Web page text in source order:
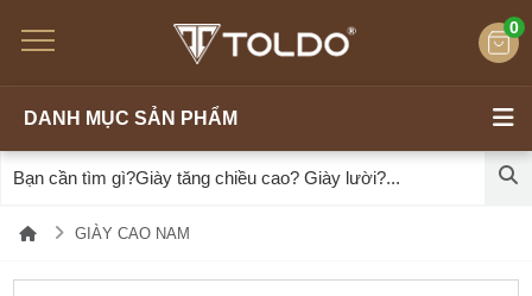
0
DANH MỤC SẢN PHẨM
GIÀY CAO NAM